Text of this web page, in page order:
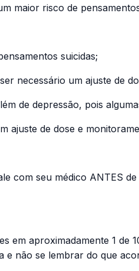
maior risco de
suicidas;
necessário um ajuste de
de depressão, pois
ajuste de dose e
com seu médico ANTES
aproximadamente 1 de
e não se lembrar do que